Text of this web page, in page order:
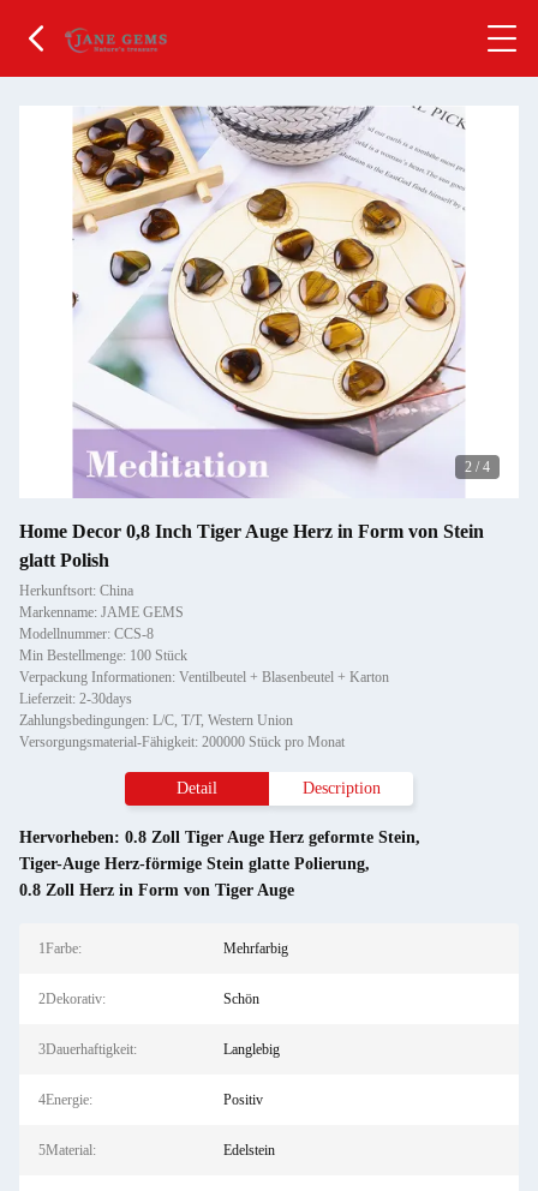
2 / 4
Home Decor 0,8 Inch Tiger Auge Herz in Form von Stein
glatt Polish
Herkunftsort: China
Markenname: JAME GEMS
Modellnummer: CCS-8
Min Bestellmenge: 100 Stück
Verpackung Informationen: Ventilbeutel + Blasenbeutel + Karton
Lieferzeit: 2-30days
Zahlungsbedingungen: L/C, T/T, Western Union
Versorgungsmaterial-Fähigkeit: 200000 Stück pro Monat
Detail Description
Hervorheben: 0.8 Zoll Tiger Auge Herz geformte Stein,
Tiger-Auge Herz-förmige Stein glatte Polierung,
0.8 Zoll Herz in Form von Tiger Auge
1Farbe: Mehrfarbig
2Dekorativ: Schön
3Dauerhaftigkeit: Langlebig
4Energie: Positiv
5Material: Edelstein